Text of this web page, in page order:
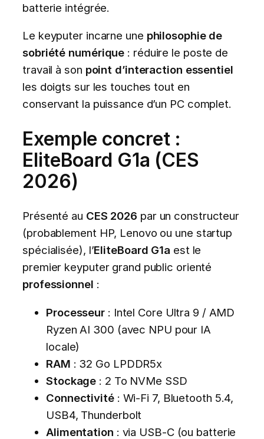
batterie intégrée.
Le keyputer incarne une philosophie de
sobriété numérique : réduire le poste de
travail à son point d’interaction essentiel
les doigts sur les touches tout en
conservant la puissance d’un PC complet.
Exemple concret :
EliteBoard G1a (CES
2026)
Présenté au CES 2026 par un constructeur
(probablement HP, Lenovo ou une startup
spécialisée), l’EliteBoard G1a est le
premier keyputer grand public orienté
professionnel :
Processeur : Intel Core Ultra 9 / AMD
Ryzen AI 300 (avec NPU pour IA
locale)
RAM : 32 Go LPDDR5x
Stockage : 2 To NVMe SSD
Connectivité: Wi-Fi 7, Bluetooth 5.4,
USB4, Thunderbolt
Alimentation : via USB-C (ou batterie